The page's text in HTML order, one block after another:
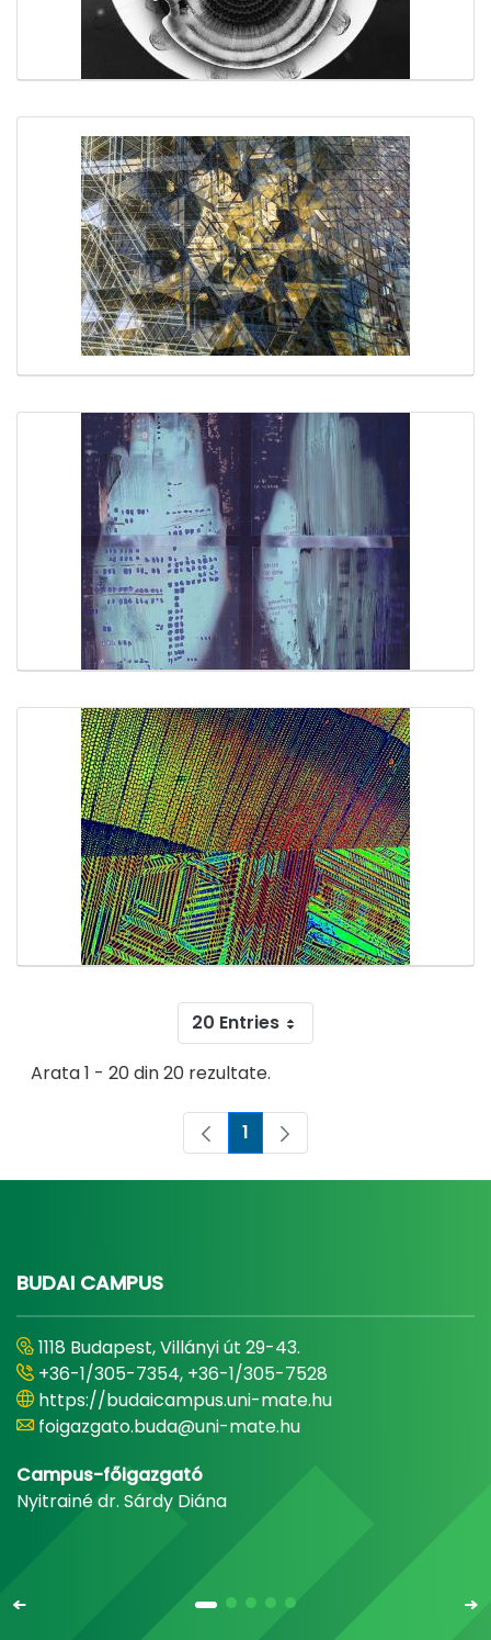
20 Entries
Arata 1 - 20 din 20 rezultate.
Pagina
1
BUDAI CAMPUS
1118 Budapest, Villányi út 29-43.
+36-1/305-7354, +36-1/305-7528
https://budaicampus.uni-mate.hu
foigazgato.buda@uni-mate.hu
Campus-főigazgató
Nyitrainé dr. Sárdy Diána